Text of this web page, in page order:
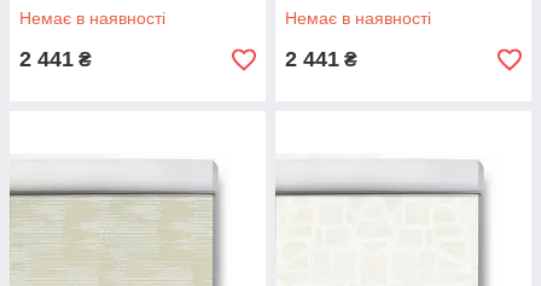
Немає в наявності
2 441 ₴
Немає в наявності
2 441 ₴